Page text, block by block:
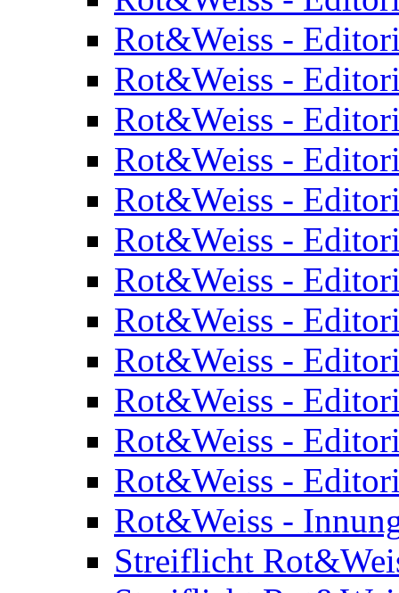
Rot&Weiss -
Rot&Weiss -
Rot&Weiss -
Rot&Weiss -
Rot&Weiss -
Rot&Weiss -
Rot&Weiss -
Rot&Weiss -
Rot&Weiss -
Rot&Weiss -
Rot&Weiss -
Rot&Weiss -
Rot&Weiss -
Streiflicht